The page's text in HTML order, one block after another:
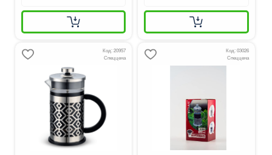
Код: 20957
Спеццена
Код: 03026
Спеццена